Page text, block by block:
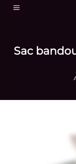
Passer
Sac